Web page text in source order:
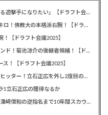
カープドラ6西川篤夢！「日本を代表する遊撃手になりたい」【ドラフト会議2025】
カープドラ5赤木晴哉！191cm最速153キロ！佛教大の本格派右腕！【ドラフト会議2025】
【ドラフト会議2025】
カープドラ3勝田成！近畿大163cmセカンド！菊池涼介の後継者候補！【ドラフト会議2025】
！【ドラフト会議2025】
カープドラ1平川蓮！187cmのスイッチヒッター！立石正広を外し2度目の重複も新井監督がクジを引き当てる！【ドラフト会議2025】
1立石正広の獲得なるか
緒方孝市カープドラ3指名で青学出禁！澤﨑俊和の逆指名まで10年間スカウト出禁